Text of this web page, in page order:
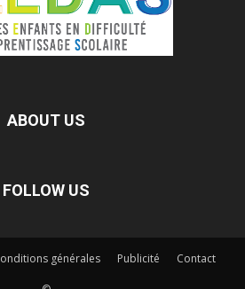
ABOUT US
FOLLOW US
générales Publicité Contact